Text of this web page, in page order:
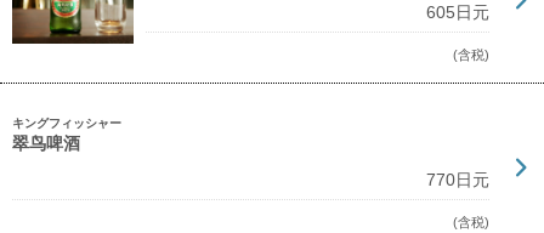
605日元
(含税)
キングフィッシャー
翠鸟啤酒
770日元
(含税)